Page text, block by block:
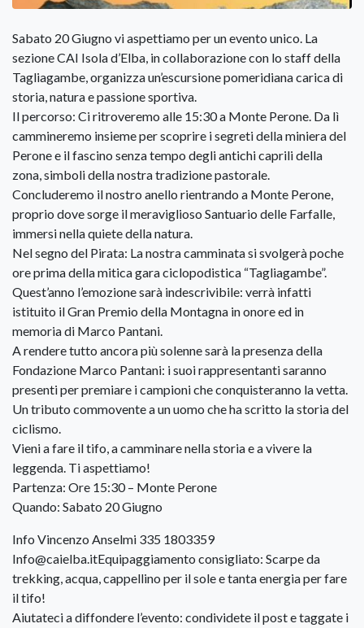
Sabato 20 Giugno vi aspettiamo per un evento unico. La
sezione CAI Isola d’Elba, in collaborazione con lo staff della
Tagliagambe, organizza un’escursione pomeridiana carica di
storia, natura e passione sportiva.
​Il percorso: Ci ritroveremo alle 15:30 a Monte Perone. Da lì
cammineremo insieme per scoprire i segreti della miniera del
Perone e il fascino senza tempo degli antichi caprili della
zona, simboli della nostra tradizione pastorale.
Concluderemo il nostro anello rientrando a Monte Perone,
proprio dove sorge il meraviglioso Santuario delle Farfalle,
immersi nella quiete della natura.
Nel segno del Pirata: La nostra camminata si svolgerà poche
ore prima della mitica gara ciclopodistica “Tagliagambe”.
Quest’anno l’emozione sarà indescrivibile: verrà infatti
istituito il Gran Premio della Montagna in onore ed in
memoria di Marco Pantani.
​A rendere tutto ancora più solenne sarà la presenza della
Fondazione Marco Pantani: i suoi rappresentanti saranno
presenti per premiare i campioni che conquisteranno la vetta.
Un tributo commovente a un uomo che ha scritto la storia del
ciclismo.
​Vieni a fare il tifo, a camminare nella storia e a vivere la
leggenda. Ti aspettiamo!
​Partenza: Ore 15:30 – Monte Perone
Quando: Sabato 20 Giugno
Info Vincenzo Anselmi 335 1803359
Info@caielba.itEquipaggiamento consigliato: Scarpe da
trekking, acqua, cappellino per il sole e tanta energia per fare
il tifo!
​Aiutateci a diffondere l’evento: condividete il post e taggate i